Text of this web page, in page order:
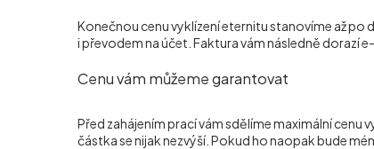
Konečnou cenu vyklízení eternitu stanovíme až
i převodem na účet. Faktura vám následně dorazí
Cenu vám můžeme garantovat
Před zahájením prací vám sdělíme maximální
částka se nijak nezvýší. Pokud ho naopak bude